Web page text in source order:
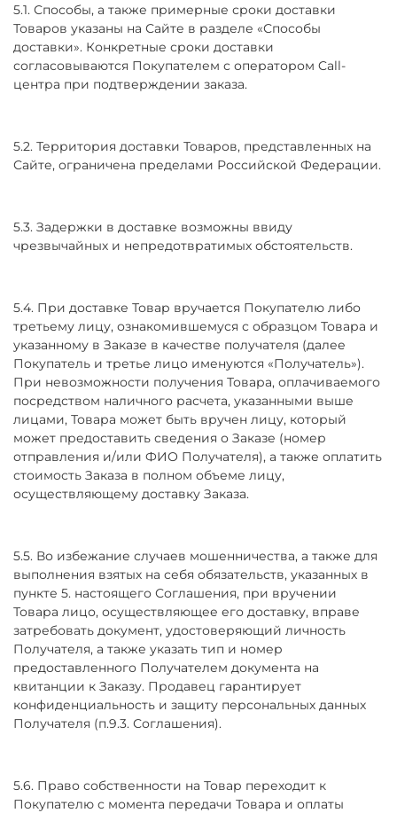
5.1. Способы, а также примерные сроки доставки
Товаров указаны на Сайте в разделе «Способы
доставки». Конкретные сроки доставки
согласовываются Покупателем с оператором Call-
центра при подтверждении заказа.
5.2. Территория доставки Товаров, представленных на
Сайте, ограничена пределами Российской Федерации.
5.3. Задержки в доставке возможны ввиду
чрезвычайных и непредотвратимых обстоятельств.
5.4. При доставке Товар вручается Покупателю либо
третьему лицу, ознакомившемуся с образцом Товара и
указанному в Заказе в качестве получателя (далее
Покупатель и третье лицо именуются «Получатель»).
При невозможности получения Товара, оплачиваемого
посредством наличного расчета, указанными выше
лицами, Товара может быть вручен лицу, который
может предоставить сведения о Заказе (номер
отправления и/или ФИО Получателя), а также оплатить
стоимость Заказа в полном объеме лицу,
осуществляющему доставку Заказа.
5.5. Во избежание случаев мошенничества, а также для
выполнения взятых на себя обязательств, указанных в
пункте 5. настоящего Соглашения, при вручении
Товара лицо, осуществляющее его доставку, вправе
затребовать документ, удостоверяющий личность
Получателя, а также указать тип и номер
предоставленного Получателем документа на
квитанции к Заказу. Продавец гарантирует
конфиденциальность и защиту персональных данных
Получателя (п.9.3. Соглашения).
5.6. Право собственности на Товар переходит к
Покупателю с момента передачи Товара и оплаты